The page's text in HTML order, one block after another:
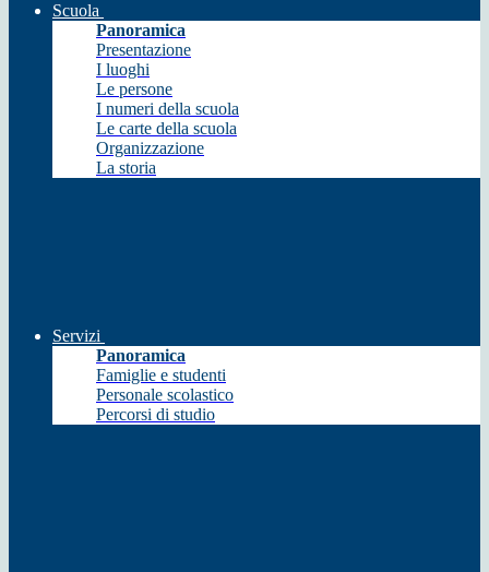
Scuola
Panoramica
Presentazione
I luoghi
Le persone
I numeri della scuola
Le carte della scuola
Organizzazione
La storia
Servizi
Panoramica
Famiglie e studenti
Personale scolastico
Percorsi di studio